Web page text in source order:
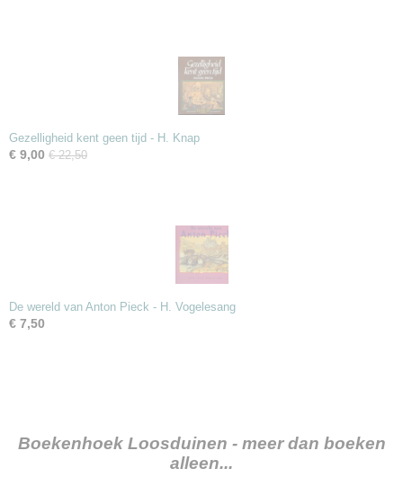
Gezelligheid kent geen tijd - H. Knap
€ 9,00 € 22,50
De wereld van Anton Pieck - H. Vogelesang
€ 7,50
Boekenhoek Loosduinen - meer dan boeken
alleen...